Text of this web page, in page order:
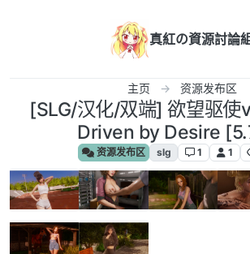
真紅の資源討論
主页 资源发布区
[SLG/汉化/双端] 欲望驱使
Driven by Desire
资源发布区 slg 1 1